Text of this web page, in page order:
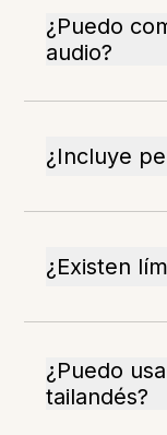
¿Puedo
audio?
¿Incluye
¿Existen
¿Puedo
tailandés?